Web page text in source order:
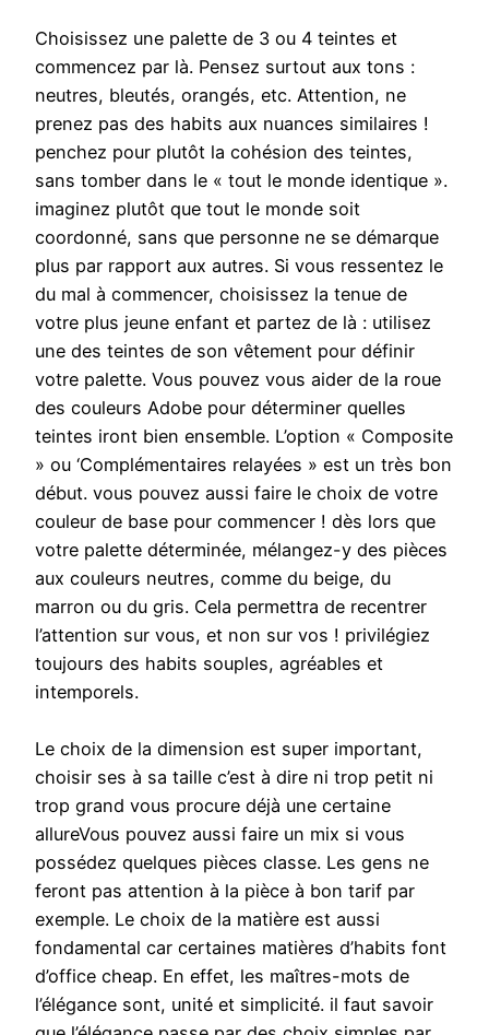
Choisissez une palette de 3 ou 4 teintes et
commencez par là. Pensez surtout aux tons :
neutres, bleutés, orangés, etc. Attention, ne
prenez pas des habits aux nuances similaires !
penchez pour plutôt la cohésion des teintes,
sans tomber dans le « tout le monde identique ».
imaginez plutôt que tout le monde soit
coordonné, sans que personne ne se démarque
plus par rapport aux autres. Si vous ressentez le
du mal à commencer, choisissez la tenue de
votre plus jeune enfant et partez de là : utilisez
une des teintes de son vêtement pour définir
votre palette. Vous pouvez vous aider de la roue
des couleurs Adobe pour déterminer quelles
teintes iront bien ensemble. L’option « Composite
» ou ‘Complémentaires relayées » est un très bon
début. vous pouvez aussi faire le choix de votre
couleur de base pour commencer ! dès lors que
votre palette déterminée, mélangez-y des pièces
aux couleurs neutres, comme du beige, du
marron ou du gris. Cela permettra de recentrer
l’attention sur vous, et non sur vos ! privilégiez
toujours des habits souples, agréables et
intemporels.
Le choix de la dimension est super important,
choisir ses à sa taille c’est à dire ni trop petit ni
trop grand vous procure déjà une certaine
allureVous pouvez aussi faire un mix si vous
possédez quelques pièces classe. Les gens ne
feront pas attention à la pièce à bon tarif par
exemple. Le choix de la matière est aussi
fondamental car certaines matières d’habits font
d’office cheap. En effet, les maîtres-mots de
l’élégance sont, unité et simplicité. il faut savoir